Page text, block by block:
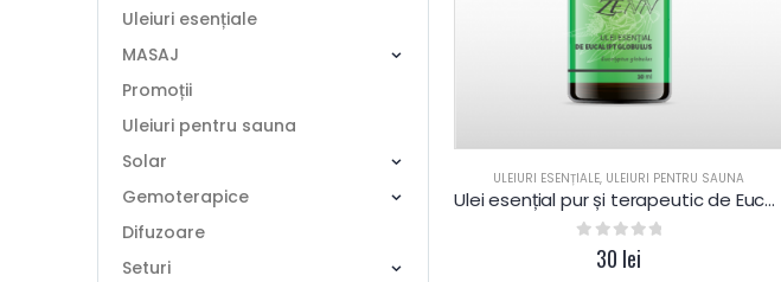
ULEIURI ESENȚIALE, ULEIURI PENTRU SAUNA
Ulei esențial pur și terapeutic de Eucalipt globulus 60% cineole
out of 5
30 lei
Uleiuri esențiale
MASAJ
Promoții
Uleiuri pentru sauna
Solar
Gemoterapice
Difuzoare
Seturi